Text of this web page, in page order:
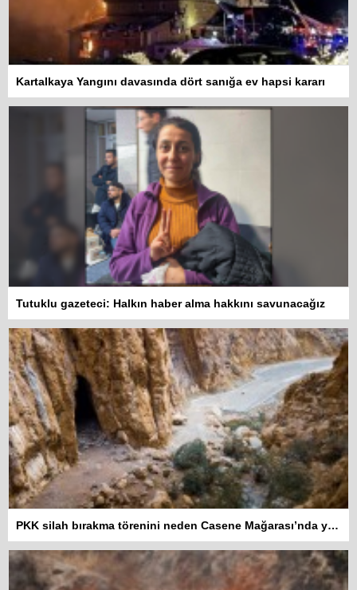
Kartalkaya Yangını davasında dört sanığa ev hapsi kararı
Tutuklu gazeteci: Halkın haber alma hakkını savunacağız
PKK silah bırakma törenini neden Casene Mağarası’nda yaptı?